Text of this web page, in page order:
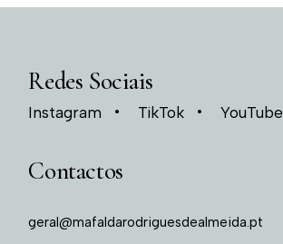
Redes Sociais
Instagram TikTok YouTube
Contactos
geral@mafaldarodriguesdealmeida.pt